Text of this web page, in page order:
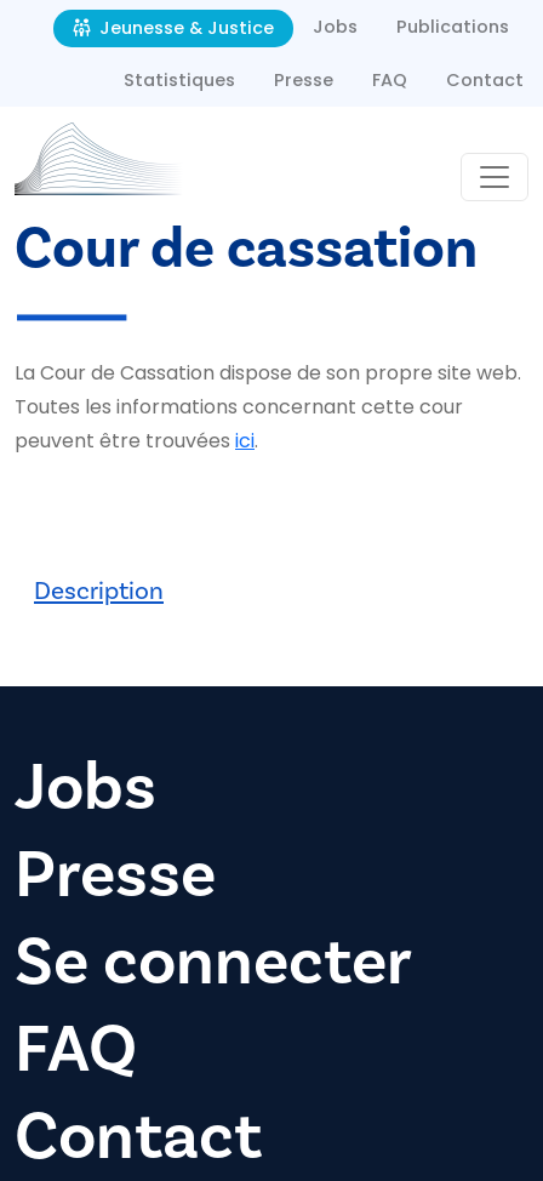
Aller au contenu principal
Second navigation
Jeunesse & Justice Jobs Publications
Statistiques Presse FAQ Contact
Cour de cassation
La Cour de Cassation dispose de son propre site web.
Toutes les informations concernant cette cour
peuvent être trouvées ici.
Description
Jobs
Presse
Se connecter
FAQ
Contact